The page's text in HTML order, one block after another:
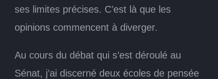
ses limites précises. C’est là que les
opinions commencent à diverger.
Au cours du débat qui s’est déroulé au
Sénat, j’ai discerné deux écoles de pensée